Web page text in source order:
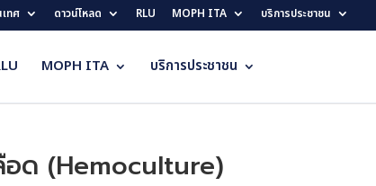
ทศ ดาวน์โหลด RLU MOPH ITA บริการประชาชน
MOPH ITA บริการประชาชน
ลือด (Hemoculture)